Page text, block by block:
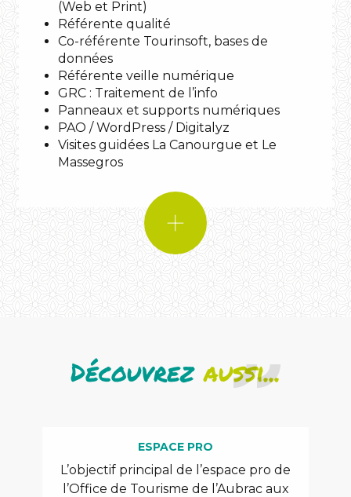
(Web et Print)
Référente qualité
Co-référente Tourinsoft, bases de
données
Référente veille numérique
GRC : Traitement de l’info
Panneaux et supports numériques
PAO / WordPress / Digitalyz
Visites guidées La Canourgue et Le
Massegros
SI J’ETAIS !
Un lieu
Une musique :Apashe – Human
(ft.Wasiu)
Une citation :
Un animal :
Découvrezaussi...
ESPACE PRO
L’objectif principal de l’espace pro de
l’Office de Tourisme de l’Aubrac aux